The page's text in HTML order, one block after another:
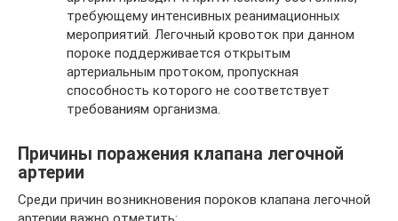
требующему интенсивных реанимационных
мероприятий. Легочный кровоток при данном
пороке поддерживается открытым
артериальным протоком, пропускная
способность которого не соответствует
требованиям организма.
Причины поражения клапана легочной
артерии
Среди причин возникновения пороков клапана легочной